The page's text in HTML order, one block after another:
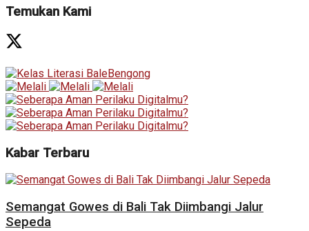
Temukan Kami
Kabar Terbaru
Semangat Gowes di Bali Tak Diimbangi Jalur
Sepeda